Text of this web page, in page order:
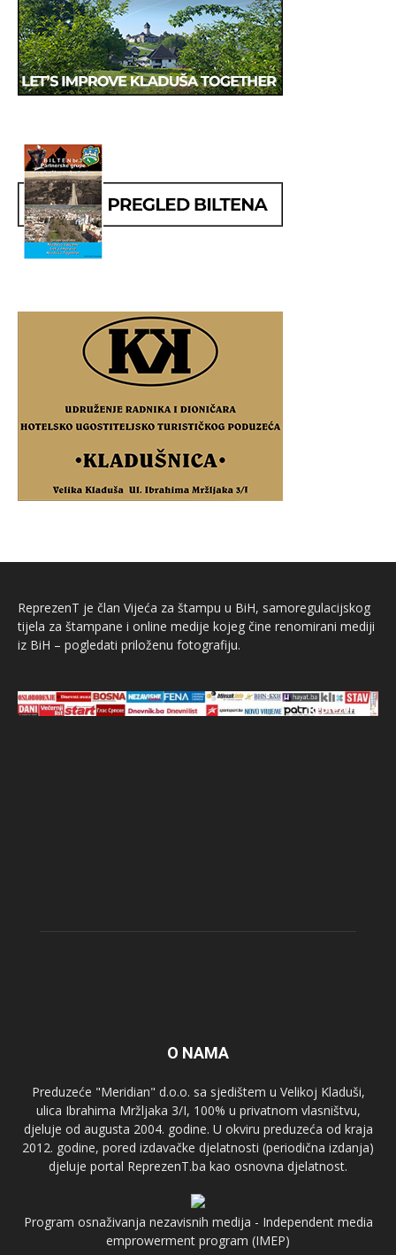
ReprezenT je član Vijeća za štampu u BiH, samoregulacijskog
tijela za štampane i online medije kojeg čine renomirani mediji
iz BiH – pogledati priloženu fotografiju.
O NAMA
Preduzeće "Meridian" d.o.o. sa sjedištem u Velikoj Kladuši,
ulica Ibrahima Mržljaka 3/I, 100% u privatnom vlasništvu,
djeluje od augusta 2004. godine. U okviru preduzeća od kraja
2012. godine, pored izdavačke djelatnosti (periodična izdanja)
djeluje portal ReprezenT.ba kao osnovna djelatnost.
Program osnaživanja nezavisnih medija - Independent media
emprowerment program (IMEP)